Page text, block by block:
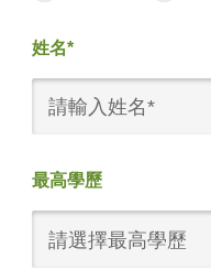
姓名*
最高學歷
請選擇最高學歷